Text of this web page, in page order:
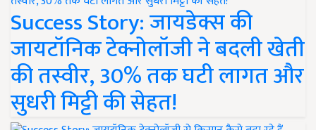
Success Story: जायडेक्स की
जायटॉनिक टेक्नोलॉजी ने बदली खेती
की तस्वीर, 30% तक घटी लागत और
सुधरी मिट्टी की सेहत!